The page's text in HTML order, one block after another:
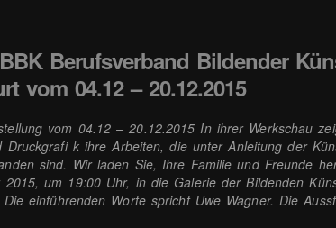
Berufsverband Bildender
vom 04.12 – 20.12.2015
vom 04.12 – 20.12.2015 In ihrer Werkschau
Druckgrafi k ihre Arbeiten, die unter Anleitung der
sind. Wir laden Sie, Ihre Familie und Freunde
um 19:00 Uhr, in die Galerie der Bildenden
einführenden Worte spricht Uwe Wagner. Die